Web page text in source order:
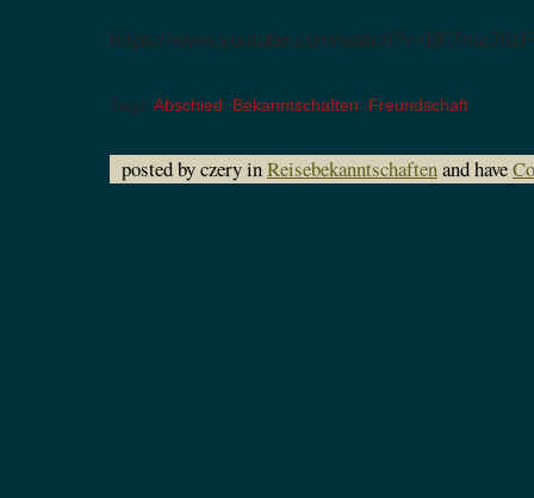
https://www.youtube.com/
Tags: Abschied Bekanntschaften Freundschaft
posted by czery inReisebekanntschaftenand have